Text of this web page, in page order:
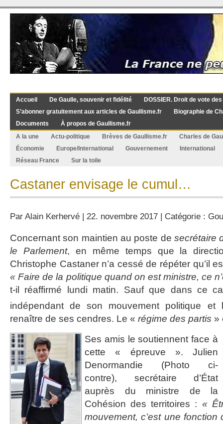
Accueil De Gaulle, souvenir et fidélité
DOSSIER. Droit de vote
S’abonner gratuitement aux articles de Gaullisme.fr
Biographie de
Documents
À propos de Gaullisme.fr
A la une
Actu-politique Brèves de Gaullisme.fr
Charles de
Économie
Europe/International Gouvernement
International
Réseau France
Sur la toile
Castaner envisage le cumul…
Par Alain Kerhervé | 22. novembre 2017 | Catégorie :
Concernant son maintien au poste de secrétaire
le Parlement, en même temps que la
Christophe Castaner n’a cessé de répéter qu’il
« Faire de la politique quand on est ministre, ce
t-il réaffirmé lundi matin. Sauf que dans ce
indépendant de son mouvement politique et
renaître de ses cendres. Le « régime des partis »
Ses amis le soutiennent face à
cette « épreuve ». Julien
Denormandie (Photo ci-
contre), secrétaire d’État
auprès du ministre de la
Cohésion des territoires : «
mouvement, c’est une fonction